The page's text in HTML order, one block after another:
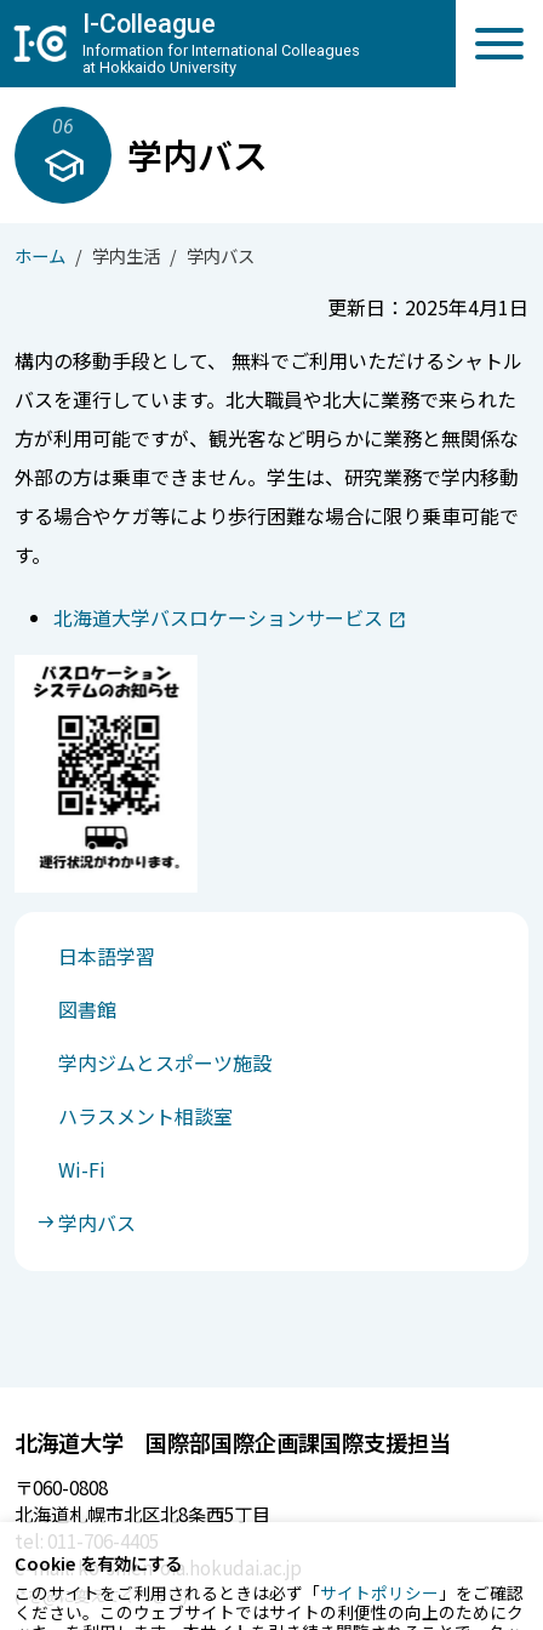
メインコンテンツへスキップ
I-Colleague
Information for International Colleagues
at Hokkaido University
06
school 学内バス
ホーム 学内生活 学内バス
更新日：2025年4月1日
構内の移動手段として、 無料でご利用いただけるシャトル
バスを運行しています。北大職員や北大に業務で来られた
方が利用可能ですが、観光客など明らかに業務と無関係な
外部の方は乗車できません。学生は、研究業務で学内移動
する場合やケガ等により歩行困難な場合に限り乗車可能で
す。
北海道大学バスロケーションサービス
日本語学習
図書館
学内ジムとスポーツ施設
ハラスメント相談室
Wi-Fi
学内バス
Cookie を有効にする
このサイトをご利用されるときは必ず「サイトポリシー 」をご確認
ください。このウェブサイトではサイトの利便性の向上のためにク
北海道大学 国際部国際企画課国際支援担当
〒060-0808
北海道札幌市北区北8条西5丁目
tel: 011-706-4405
e-mail: ko-shien*oia.hokudai.ac.jp
(*を@に変えてください)